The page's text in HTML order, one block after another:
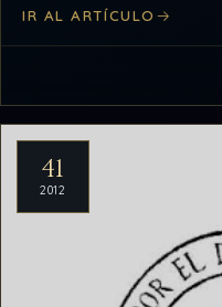
IR AL ARTÍCULO
41
2012